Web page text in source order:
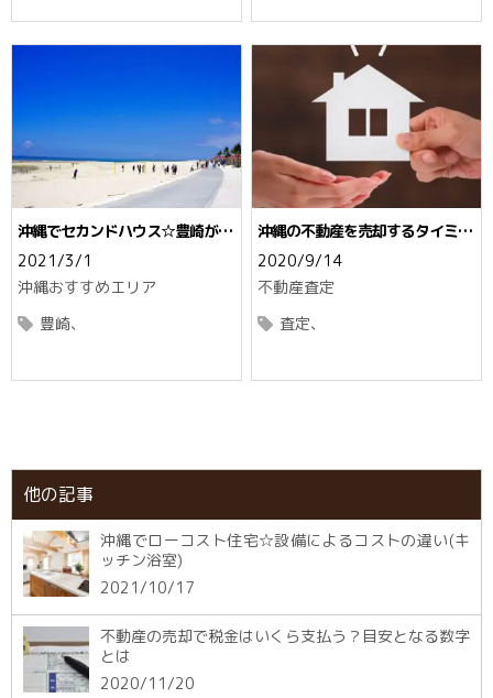
沖縄でセカンドハウス☆豊崎が選
ばれる5つの理由
2021/3/1
沖縄おすすめエリア
豊崎
沖縄の不動産を売却するタイミン
グ☆売り逃しを防ぐポイント
2020/9/14
不動産査定
査定
他の記事
沖縄でローコスト住宅☆設備によるコストの違い(キ
ッチン浴室)
2021/10/17
不動産の売却で税金はいくら支払う？目安となる数字
とは
2020/11/20